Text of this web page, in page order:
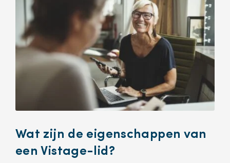
Wat zijn de eigenschappen van
een Vistage-lid?